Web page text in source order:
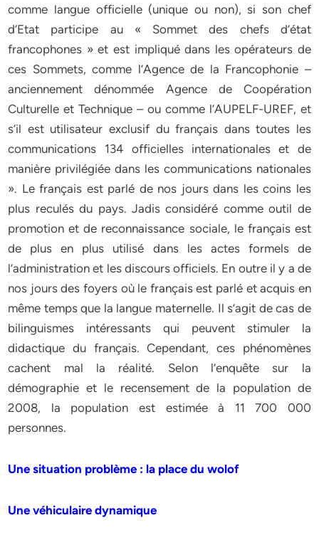
comme langue officielle (unique ou non), si son chef
d’Etat participe au « Sommet des chefs d’état
francophones » et est impliqué dans les opérateurs de
ces Sommets, comme l’Agence de la Francophonie –
anciennement dénommée Agence de Coopération
Culturelle et Technique – ou comme l’AUPELF-UREF, et
s’il est utilisateur exclusif du français dans toutes les
communications 134 officielles internationales et de
manière privilégiée dans les communications nationales
». Le français est parlé de nos jours dans les coins les
plus reculés du pays. Jadis considéré comme outil de
promotion et de reconnaissance sociale, le français est
de plus en plus utilisé dans les actes formels de
l’administration et les discours officiels. En outre il y a de
nos jours des foyers où le français est parlé et acquis en
même temps que la langue maternelle. Il s’agit de cas de
bilinguismes intéressants qui peuvent stimuler la
didactique du français. Cependant, ces phénomènes
cachent mal la réalité. Selon l’enquête sur la
démographie et le recensement de la population de
2008, la population est estimée à 11 700 000
personnes.
Une situation problème : la place du wolof
Une véhiculaire dynamique